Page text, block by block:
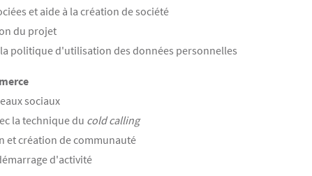
et aide à la création de société
du projet
politique d'utilisation des données personnelles
sociaux
la technique du cold calling
et création de communauté
d'activité